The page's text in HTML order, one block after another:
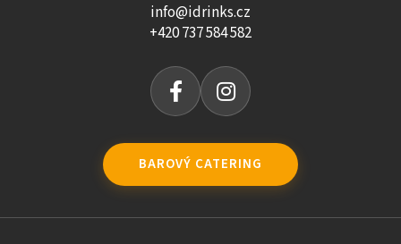
info@idrinks.cz
+420 737 584 582
BAROVÝ CATERING